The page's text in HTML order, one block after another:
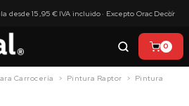
desde 15,95 € IVA incluido · Excepto Orac Decor
×
0
Carrocería Pintura Raptor
Pintura